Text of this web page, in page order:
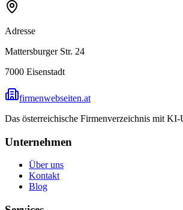
Adresse
Mattersburger Str. 24
7000 Eisenstadt
firmenwebseiten.at
Das österreichische Firmenverzeichnis mit
Unternehmen
Über uns
Kontakt
Blog